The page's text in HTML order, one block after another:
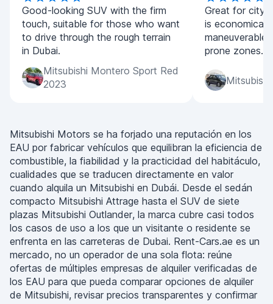
Good-looking SUV with the firm
touch, suitable for those who want
to drive through the rough terrain
in Dubai.
Mitsubishi Montero Sport Red
2023
Great for city
is economical
maneuverable
prone zones.
Mitsubishi Motors se ha forjado una reputación en los
EAU por fabricar vehículos que equilibran la eficiencia de
combustible, la fiabilidad y la practicidad del habitáculo,
cualidades que se traducen directamente en valor
cuando alquila un Mitsubishi en Dubái. Desde el sedán
compacto Mitsubishi Attrage hasta el SUV de siete
plazas Mitsubishi Outlander, la marca cubre casi todos
los casos de uso a los que un visitante o residente se
enfrenta en las carreteras de Dubai. Rent-Cars.ae es un
mercado, no un operador de una sola flota: reúne
ofertas de múltiples empresas de alquiler verificadas de
los EAU para que pueda comparar opciones de alquiler
de Mitsubishi, revisar precios transparentes y confirmar